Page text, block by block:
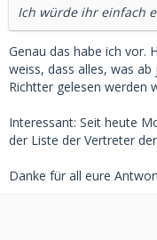
Ich würde ihr einfach
Genau das habe ich vor.
weiss, dass alles, was
Richtter gelesen werden
Interessant: Seit heute
der Liste der Vertreter
Danke für all eure